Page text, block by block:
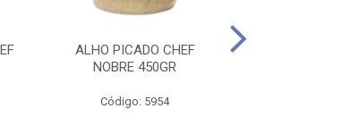
ALHO PICADO CHEF
NOBRE 450GR
Código: 5954